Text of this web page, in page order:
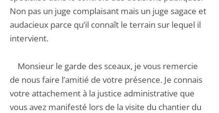
Non pas un juge complaisant mais un juge sagace et
audacieux parce qu’il connaît le terrain sur lequel il
intervient.
Monsieur le garde des sceaux, je vous remercie
de nous faire l’amitié de votre présence. Je connais
votre attachement à la justice administrative que
vous avez manifesté lors de la visite du chantier du